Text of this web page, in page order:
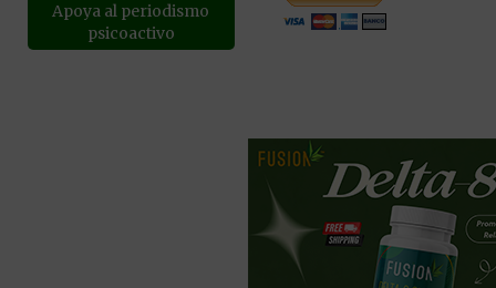
Apoya al periodismo
psicoactivo